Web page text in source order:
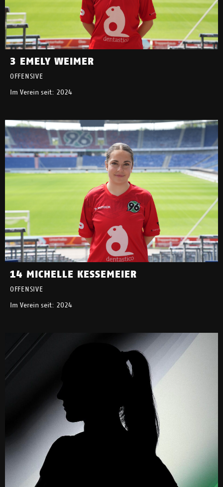
3 EMELY WEIMER
OFFENSIVE
Im Verein seit: 2024
14 MICHELLE KESSEMEIER
OFFENSIVE
Im Verein seit: 2024